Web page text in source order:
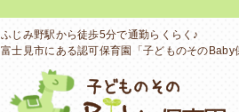
ふじみ野駅から徒歩5分で通勤らくらく♪
富士見市にある認可保育園「子どものそのBaby